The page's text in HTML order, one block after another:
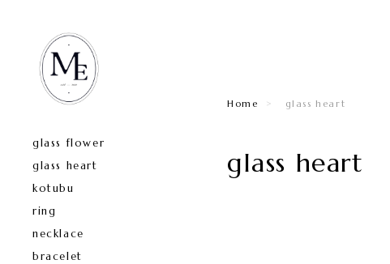
glass flower
glass heart
kotubu
ring
necklace
bracelet
Home glass heart
glass heart